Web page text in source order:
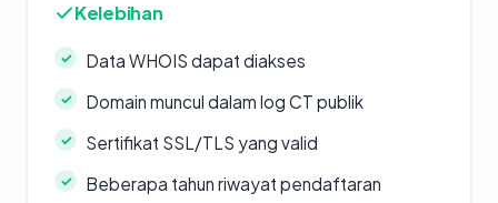
Kelebihan
Data WHOIS dapat diakses
Domain muncul dalam log CT publik
Sertifikat SSL/TLS yang valid
Beberapa tahun riwayat pendaftaran